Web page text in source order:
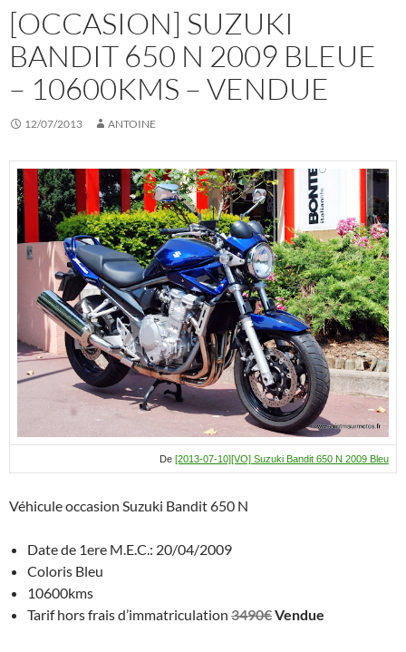
[OCCASION] SUZUKI
BANDIT 650 N 2009 BLEUE
– 10600KMS – VENDUE
12/07/2013 ANTOINE
De [2013-07-10][VO] Suzuki Bandit 650 N 2009 Bleu
Véhicule occasion Suzuki Bandit 650 N
Date de 1ere M.E.C.: 20/04/2009
Coloris Bleu
10600kms
Tarif hors frais d’immatriculation 3490€Vendue